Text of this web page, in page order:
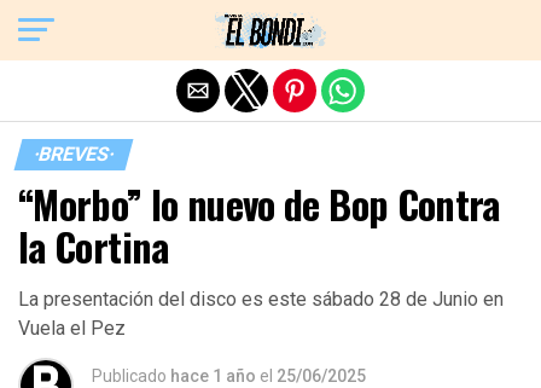
·BREVES·
“Morbo” lo nuevo de Bop Contra
la Cortina
La presentación del disco es este sábado 28 de Junio en
Vuela el Pez
Publicado hace 1 año el 25/06/2025
Exit mobile version